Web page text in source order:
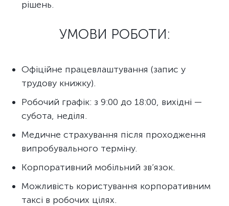
рішень.
УМОВИ РОБОТИ:
Офіційне працевлаштування (запис у
трудову книжку).
Робочий графік: з 9:00 до 18:00, вихідні —
субота, неділя.
Медичне страхування після проходження
випробувального терміну.
Корпоративний мобільний зв’язок.
Можливість користування корпоративним
таксі в робочих цілях.